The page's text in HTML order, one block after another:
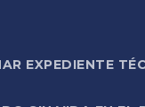
EXPEDIENTE